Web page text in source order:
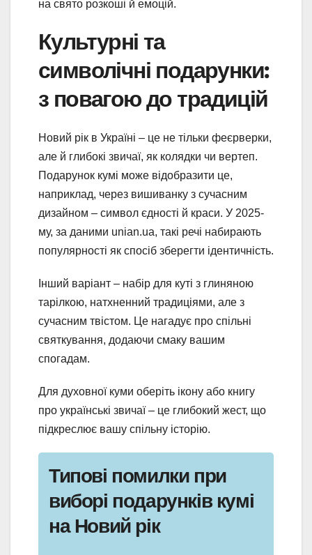
на свято розкоші й емоцій.
Культурні та
символічні подарунки:
з повагою до традицій
Новий рік в Україні – це не тільки феєрверки,
але й глибокі звичаї, як колядки чи вертеп.
Подарунок кумі може відобразити це,
наприклад, через вишиванку з сучасним
дизайном – символ єдності й краси. У 2025-
му, за даними unian.ua, такі речі набирають
популярності як спосіб зберегти ідентичність.
Інший варіант – набір для куті з глиняною
тарілкою, натхненний традиціями, але з
сучасним твістом. Це нагадує про спільні
святкування, додаючи смаку вашим
спогадам.
Для духовної куми оберіть ікону або книгу
про українські звичаї – це глибокий жест, що
підкреслює вашу спільну історію.
Типові помилки при
виборі подарунків кумі
на Новий рік